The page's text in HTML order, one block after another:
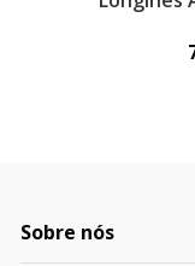
Sobre nós